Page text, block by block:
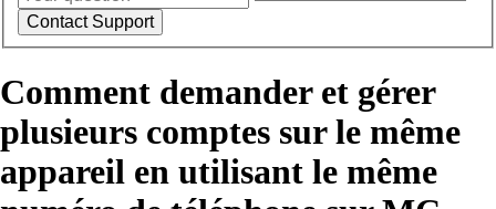
Comment demander et gérer
plusieurs comptes sur le même
appareil en utilisant le même